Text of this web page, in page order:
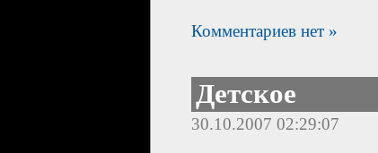
Комментариев нет »
Детское
30.10.2007 02:29:07